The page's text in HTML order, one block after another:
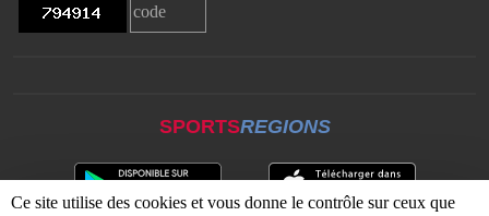
SPORTSREGIONS
Ce site utilise des cookies et vous donne le contrôle sur ceux que